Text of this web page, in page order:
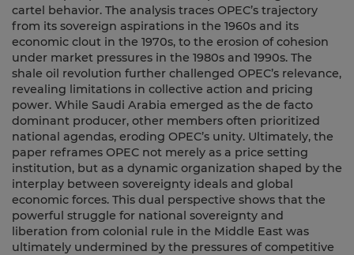
cartel behavior. The analysis traces OPEC’s trajectory
from its sovereign aspirations in the 1960s and its
economic clout in the 1970s, to the erosion of cohesion
under market pressures in the 1980s and 1990s. The
shale oil revolution further challenged OPEC’s relevance,
revealing limitations in collective action and pricing
power. While Saudi Arabia emerged as the de facto
dominant producer, other members often prioritized
national agendas, eroding OPEC’s unity. Ultimately, the
paper reframes OPEC not merely as a price setting
institution, but as a dynamic organization shaped by the
interplay between sovereignty ideals and global
economic forces. This dual perspective shows that the
powerful struggle for national sovereignty and
liberation from colonial rule in the Middle East was
ultimately undermined by the pressures of competitive